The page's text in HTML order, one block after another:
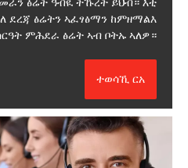
ደረጃ ፅሬትን ኣፈፃፅማን ከምዘማልእ
ምሕደራ ፅሬት ኣብ ቦትኡ ኣለዎ።
ተወሳኺ ርአ